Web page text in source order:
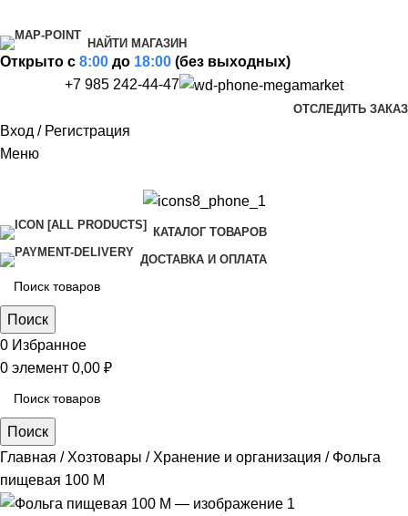
НАЙТИ МАГАЗИН
Открыто c 8:00 до 18:00 (без выходных)
+7 985 242-44-47
ОТСЛЕДИТЬ ЗАКАЗ
Вход / Регистрация
Меню
КАТАЛОГ ТОВАРОВ
ДОСТАВКА И ОПЛАТА
Поиск
0 Избранное
0 элемент 0,00 ₽
Поиск
Главная
Хозтовары Хранение и организация
Фольга
пищевая 100 М